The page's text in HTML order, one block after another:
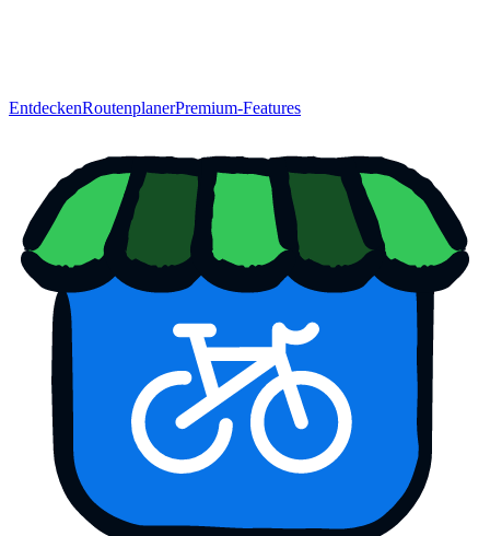
EntdeckenRoutenplanerPremium-Features